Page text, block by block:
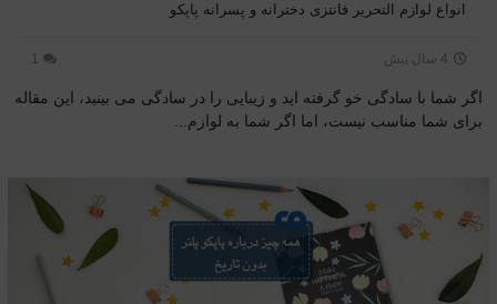
انواع لوازم التحریر فانتزی دخترانه و پسرانه پاپکو
1 4 سال پیش
اگر شما با سادگی خو گرفته اید و زیبایی را در سادگی می بینید، این مقاله
برای شما مناسب نیست، اما اگر شما به لوازم...